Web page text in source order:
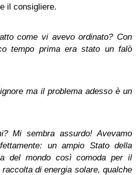
il consigliere.
come vi avevo ordinato? Con
tempo prima era stato un falò
ma il problema adesso è un
Mi sembra assurdo! Avevamo
un ampio Stato della
del mondo così comoda per il
di energia solare, qualche